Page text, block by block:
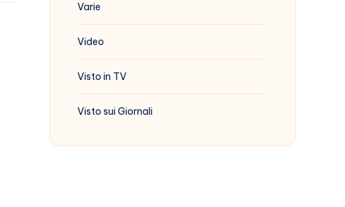
Varie
Video
Visto in TV
Visto sui Giornali